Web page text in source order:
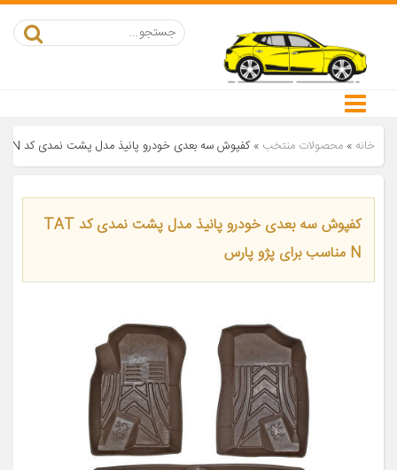
خانه » محصولات منتخب »کفپوش سه بعدی خودرو پانیذ مدل پشت نمدی کد TAT N مناسب برای پژو پارس
کفپوش سه بعدی خودرو پانیذ مدل پشت نمدی کد TAT
N مناسب برای پژو پارس